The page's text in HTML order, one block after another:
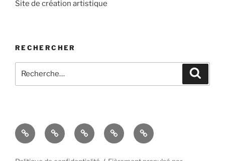
Site de création artistique
RECHERCHER
pour
Accueil À
propos
Blog Contact Politique
de